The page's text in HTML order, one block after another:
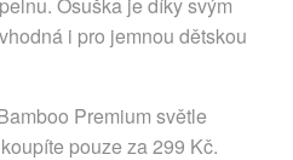
Osuška je díky svým
i pro jemnou dětskou
Premium světle
pouze za 299 Kč.